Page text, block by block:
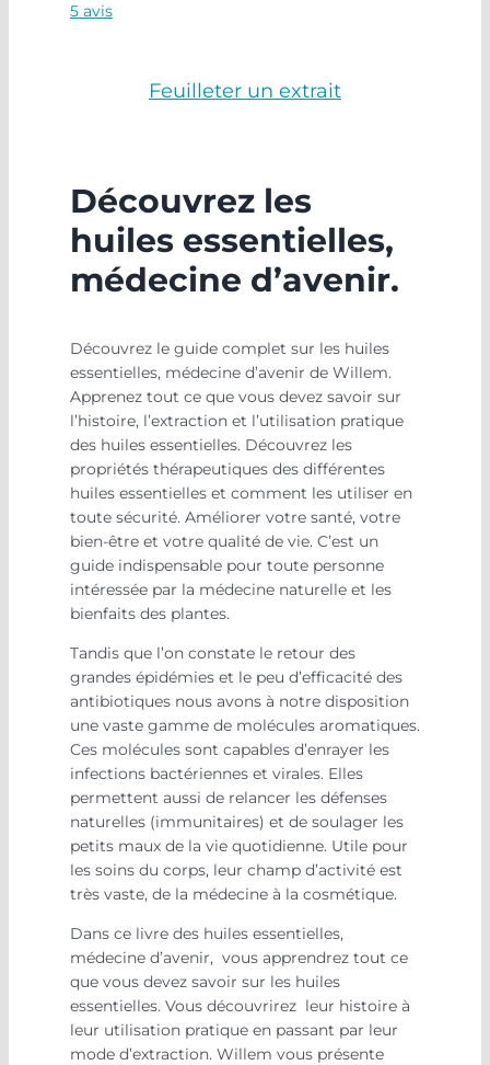
5avis
Feuilleter un extrait
Découvrez les
huiles essentielles,
médecine d’avenir.
Découvrez le guide complet sur les huiles
essentielles, médecine d’avenir de Willem.
Apprenez tout ce que vous devez savoir sur
l’histoire, l’extraction et l’utilisation pratique
des huiles essentielles. Découvrez les
propriétés thérapeutiques des différentes
huiles essentielles et comment les utiliser en
toute sécurité. Améliorer votre santé, votre
bien-être et votre qualité de vie. C’est un
guide indispensable pour toute personne
intéressée par la médecine naturelle et les
bienfaits des plantes.
Tandis que l’on constate le retour des
grandes épidémies et le peu d’efficacité des
antibiotiques nous avons à notre disposition
une vaste gamme de molécules aromatiques.
Ces molécules sont capables d’enrayer les
infections bactériennes et virales. Elles
permettent aussi de relancer les défenses
naturelles (immunitaires) et de soulager les
petits maux de la vie quotidienne. Utile pour
les soins du corps, leur champ d’activité est
très vaste, de la médecine à la cosmétique.
Dans ce livre des huiles essentielles,
médecine d’avenir, vous apprendrez tout ce
que vous devez savoir sur les huiles
essentielles. Vous découvrirez leur histoire à
leur utilisation pratique en passant par leur
mode d’extraction. Willem vous présente